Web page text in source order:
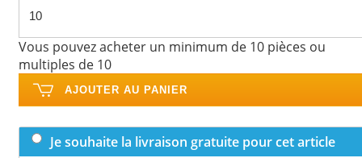
Vous pouvez acheter un minimum de 10 pièces ou
multiples de 10
AJOUTER AU PANIER
Je souhaite la livraison gratuite pour cet article